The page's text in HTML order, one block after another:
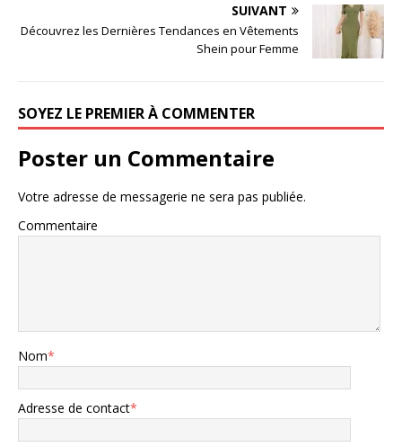
SUIVANT
Découvrez les Dernières Tendances en Vêtements
Shein pour Femme
SOYEZ LE PREMIER À COMMENTER
Poster un Commentaire
Votre adresse de messagerie ne sera pas publiée.
Commentaire
Nom*
Adresse de contact*